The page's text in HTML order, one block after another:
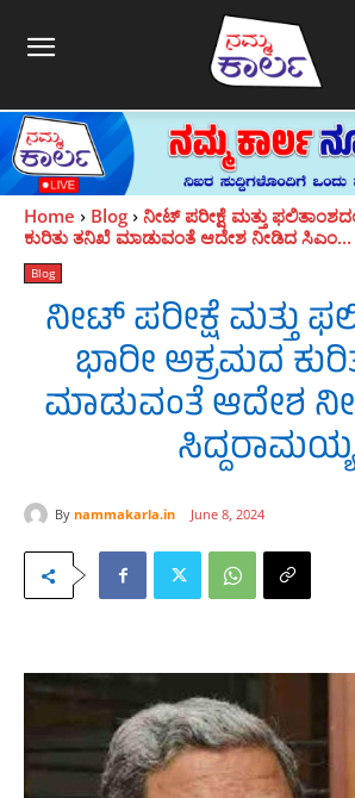
Home Blog
ನೀಟ್ ಪರೀಕ್ಷೆ ಮತ್ತು
ಕುರಿತು ತನಿಖೆ ಮಾಡುವಂತೆ ಆದೇಶ ನೀಡಿದ ಸಿಎಂ...
Blog
ನೀಟ್ ಪರೀಕ್ಷೆ ಮತ್ತು
ಭಾರೀ ಅಕ್ರಮದ
ಮಾಡುವಂತೆ ಆದೇಶ
ಸಿದ್ದರಾಮಯ್ಯ
By nammakarla.in June 8, 2024